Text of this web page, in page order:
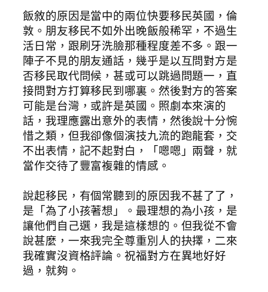
飯敘的原因是當中的兩位快要移民英國，倫
敦。朋友移民不如外出晚飯般稀罕，不過生
活日常，跟刷牙洗臉那種程度差不多。跟一
陣子不見的朋友通話，幾乎是以互問對方是
否移民取代問候，甚或可以跳過問題一，直
接問對方打算移民到哪裏。然後對方的答案
可能是台灣，或許是英國。照劇本來演的
話，我理應露出意外的表情，然後說十分惋
惜之類，但我卻像個演技九流的跑龍套，交
不出表情，記不起對白，「嗯嗯」兩聲，就
當作交待了豐富複雜的情感。
說起移民，有個常聽到的原因我不甚了了，
是「為了小孩著想」。最理想的為小孩，是
讓他們自己選，我是這樣想的。但我從不會
說甚麼，一來我完全尊重別人的抉擇，二來
我確實沒資格評論。祝福對方在異地好好
過，就夠。